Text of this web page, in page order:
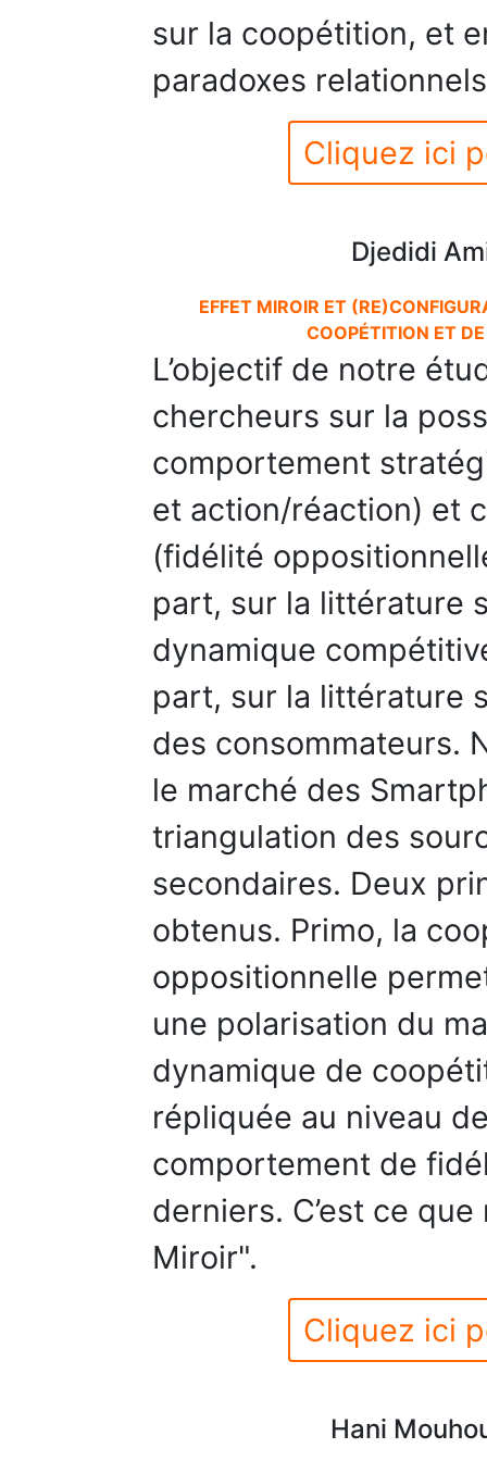
sur la coopétition, et
paradoxes
Cliquez ici
Djedidi
EFFET MIROIR ET
COOPÉTITION ET
L’objectif de notre
chercheurs sur la
comportement
et action/réaction) et
(fidélité
part, sur la littérature
dynamique
part, sur la littérature
des consommateurs.
le marché des
triangulation des
secondaires. Deux
obtenus. Primo, la
oppositionnelle
une polarisation du
dynamique de
répliquée au niveau
comportement de
derniers. C’est ce
Miroir".
Cliquez ici
Hani